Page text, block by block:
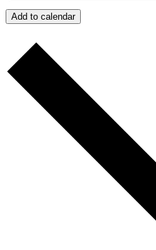
Add to calendar